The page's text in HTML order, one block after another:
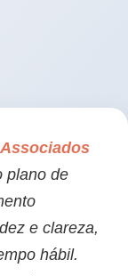
plano de
e clareza,
hábil.